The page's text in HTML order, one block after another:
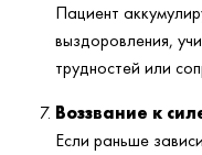
Пациент
выздоровления,
трудностей или
Воззвание к
Если раньше